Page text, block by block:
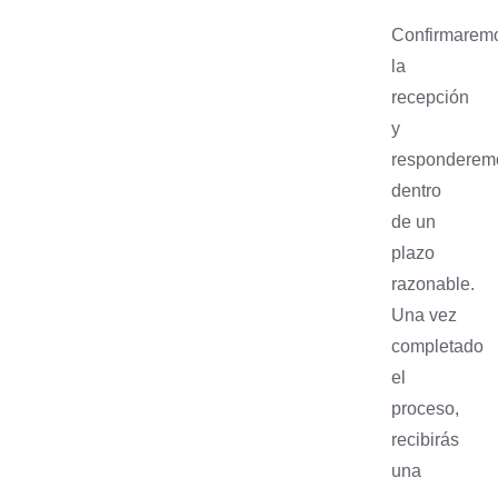
la
recepción
y
dentro
de un
plazo
razonable.
Una vez
completado
el
proceso,
recibirás
una